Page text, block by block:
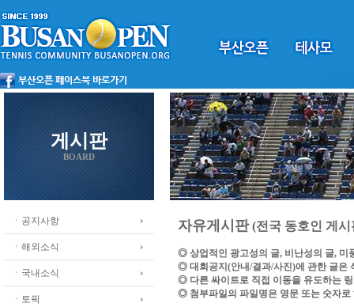
게시판
BOARD
ㆍ공지사항
ㆍ해외소식
ㆍ국내소식
ㆍ토픽
자유게시판(전국 동호인 게시
◎ 상업적인 광고성의 글, 비난성의 글, 미
◎ 대회공지(안내/결과/사진)에 관한 글은
◎ 다른 싸이트로 직접 이동을 유도하는
◎ 첨부파일의 파일명은 영문 또는 숫자로